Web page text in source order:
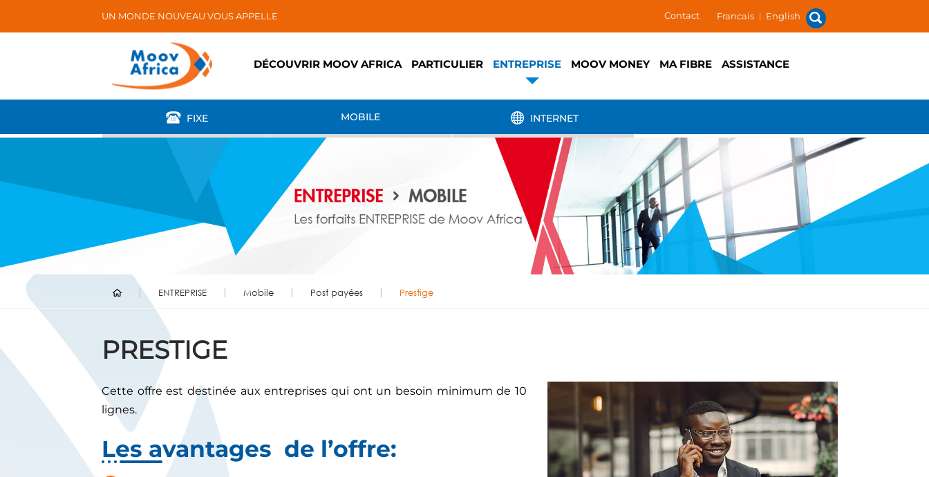
UN MONDE NOUVEAU VOUS APPELLE Contact Francais | English
DÉCOUVRIR MOOV AFRICA PARTICULIER ENTREPRISE MOOV MONEY MA FIBRE ASSISTANCE
FIXE MOBILE INTERNET
ENTREPRISE Mobile Post payées Prestige
PRESTIGE
Cette offre est destinée aux entreprises qui ont un besoin minimum de 10
lignes.
Les avantages de l’offre: